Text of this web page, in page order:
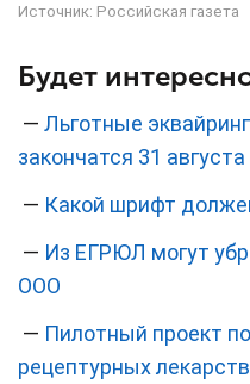
Источник: Российская газета
Будет
— Льготные
закончатся 31 августа
— Какой шрифт
— Из ЕГРЮЛ могут
ООО
— Пилотный проект
рецептурных